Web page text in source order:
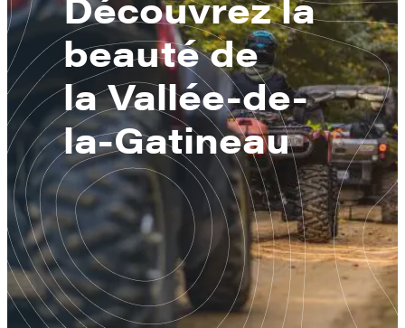
beauté de
la Vallée-de-
la-Gatineau